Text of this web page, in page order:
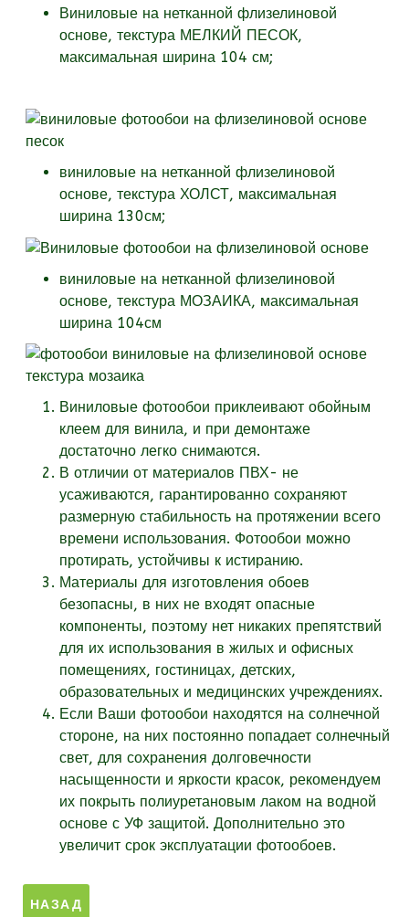
Виниловые на нетканной флизелиновой
основе, текстура МЕЛКИЙ ПЕСОК,
максимальная ширина 104 см;
виниловые на нетканной флизелиновой
основе, текстура ХОЛСТ, максимальная
ширина 130см;
виниловые на нетканной флизелиновой
основе, текстура МОЗАИКА, максимальная
ширина 104см
Виниловые фотообои приклеивают обойным
клеем для винила, и при демонтаже
достаточно легко снимаются.
В отличии от материалов ПВХ- не
усаживаются, гарантированно сохраняют
размерную стабильность на протяжении всего
времени использования. Фотообои можно
протирать, устойчивы к истиранию.
Материалы для изготовления обоев
безопасны, в них не входят опасные
компоненты, поэтому нет никаких препятствий
для их использования в жилых и офисных
помещениях, гостиницах, детских,
образовательных и медицинских учреждениях.
Если Ваши фотообои находятся на солнечной
стороне, на них постоянно попадает солнечный
свет, для сохранения долговечности
насыщенности и яркости красок, рекомендуем
их покрыть полиуретановым лаком на водной
основе с УФ защитой. Дополнительно это
увеличит срок эксплуатации фотообоев.